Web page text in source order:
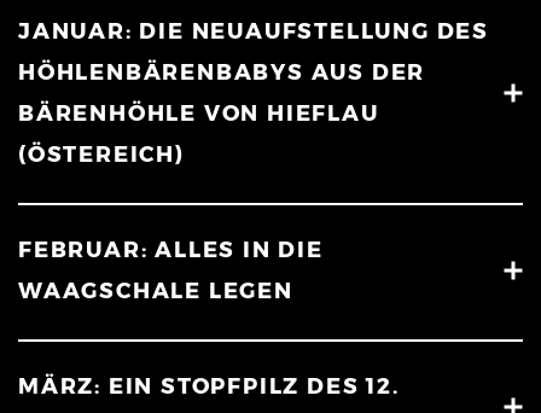
JANUAR: DIE NEUAUFSTELLUNG DES
HÖHLENBÄRENBABYS AUS DER
BÄRENHÖHLE VON HIEFLAU
(ÖSTEREICH)
FEBRUAR: ALLES IN DIE
WAAGSCHALE LEGEN
MÄRZ: EIN STOPFPILZ DES 12.